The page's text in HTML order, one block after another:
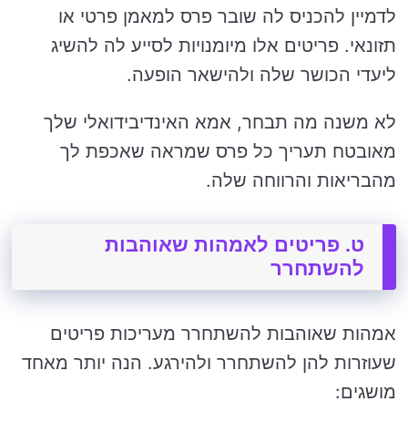
לדמיין להכניס לה שובר פרס למאמן פרטי או
תזונאי. פריטים אלו מיומנויות לסייע לה להשיג
ליעדי הכושר שלה ולהישאר הופעה.
לא משנה מה תבחר, אמא האינדיבידואלי שלך
מאובטח תעריך כל פרס שמראה שאכפת לך
מהבריאות והרווחה שלה.
ט. פריטים לאמהות שאוהבות
להשתחרר
אמהות שאוהבות להשתחרר מעריכות פריטים
שעוזרות להן להשתחרר ולהירגע. הנה יותר מאחד
מושגים: